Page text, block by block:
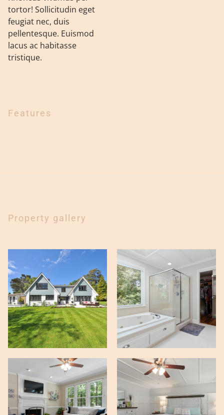
tortor! Sollicitudin eget
feugiat nec, duis
pellentesque. Euismod
lacus ac habitasse
tristique.
Features
Property gallery